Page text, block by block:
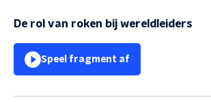
De rol van roken bij wereldleiders
Speel fragment af